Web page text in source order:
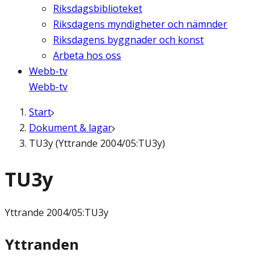
Riksdagsbiblioteket
Riksdagens myndigheter och nämnder
Riksdagens byggnader och konst
Arbeta hos oss
Webb-tv
Webb-tv
Start
Dokument & lagar
TU3y (Yttrande 2004/05:TU3y)
TU3y
Yttrande 2004/05:TU3y
Yttranden